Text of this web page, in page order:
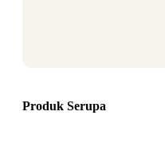
Produk Serupa